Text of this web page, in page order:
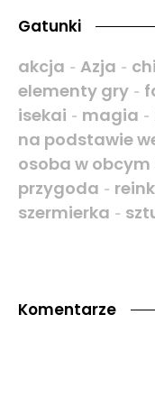
Gatunki
akcja - Azja -
elementy gry -
isekai - magia -
na podstawie
osoba w obcym
przygoda -
szermierka -
Komentarze